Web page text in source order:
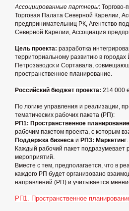
Ассоциированные партнеры:
Торговая Палата Северной Карелии,
предпринимательниц РК, Агентство
Северной Карелии, Ассоциация
Цель проекта: разработка
территориальному развитию в городах
Петрозаводск и Сортавала,
пространственное планирование.
Российский бюджет проекта: 214 000
По логике управления и реализации,
тематических рабочих пакета (РП):
РП1: Пространственное планирование
рабочим пакетом проекта, с которым
Поддержка бизнеса и РП3: Маркетинг.
Каждый рабочий пакет
мероприятий.
Вместе с тем, предполагается, что в
каждого РП будет организовано
направлений (РП) и учитывается
РП1. Пространственное